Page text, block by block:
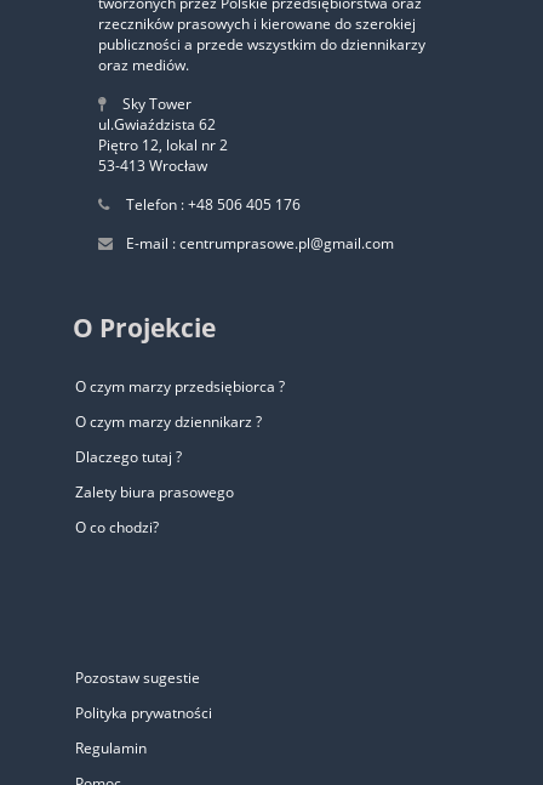
rzeczników prasowych i kierowane do szerokiej
publiczności a przede wszystkim do dziennikarzy
oraz mediów.
Sky Tower
ul.Gwiaździsta 62
Piętro 12, lokal nr 2
53-413 Wrocław
Telefon : +48 506 405 176
E-mail : centrumprasowe.pl@gmail.com
O Projekcie
O czym marzy przedsiębiorca ?
O czym marzy dziennikarz ?
Dlaczego tutaj ?
Zalety biura prasowego
O co chodzi?
Pozostaw sugestie
Polityka prywatności
Regulamin